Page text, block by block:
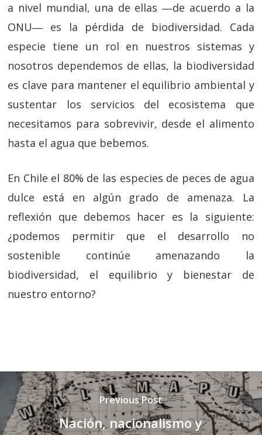
a nivel mundial, una de ellas ―de acuerdo a la
ONU― es la pérdida de biodiversidad. Cada
especie tiene un rol en nuestros sistemas y
nosotros dependemos de ellas, la biodiversidad
es clave para mantener el equilibrio ambiental y
sustentar los servicios del ecosistema que
necesitamos para sobrevivir, desde el alimento
hasta el agua que bebemos.
En Chile el 80% de las especies de peces de agua
dulce está en algún grado de amenaza. La
reflexión que debemos hacer es la siguiente:
¿podemos permitir que el desarrollo no
sostenible continúe amenazando la
biodiversidad, el equilibrio y bienestar de
nuestro entorno?
Previous Post
Nación, nacionalismo y